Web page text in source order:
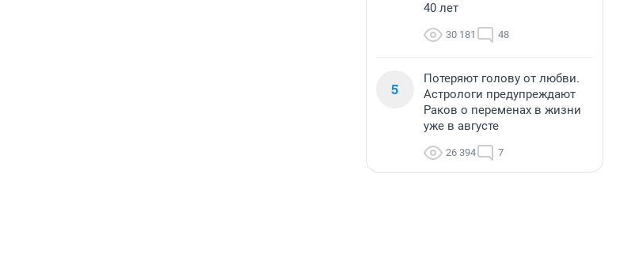
40 лет
30 181 48
5
Потеряют голову от любви.
Астрологи предупреждают
Раков о переменах в жизни
уже в августе
26 394 7